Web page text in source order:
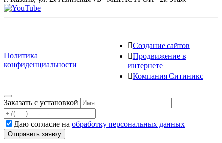
Политика
конфиденциальности
Создание сайтов
Продвижение в
интернете
Компания Ситиникс
Заказать с установкой
Даю согласие на обработку персональных данных